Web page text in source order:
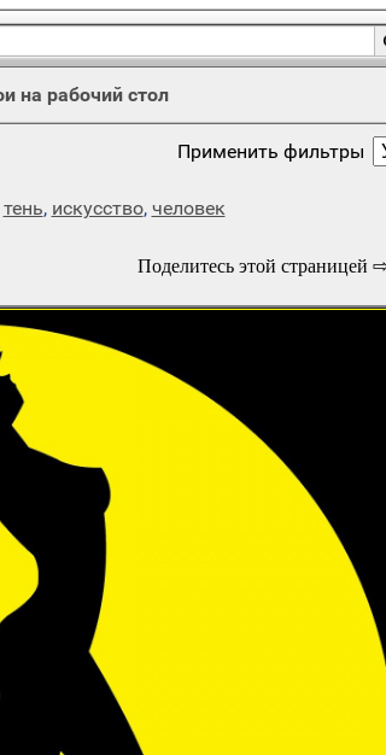
на рабочий стол
Применить фильтры
тень, искусство, человек